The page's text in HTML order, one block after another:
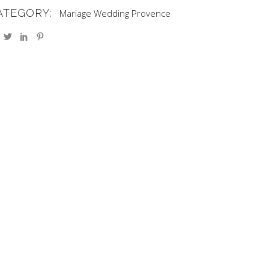
Mariage Wedding Provence